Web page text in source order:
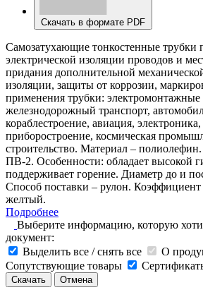
Скачать в формате PDF
Самозатухающие тонкостенные трубки
электрической изоляции проводов и
придания дополнительной
изоляции, защиты от коррозии,
применения трубки: электромонтажные
железнодорожный транспорт,
кораблестроение, авиация,
приборостроение, космическая
строительство. Материал –
ПВ-2. Особенности: обладает высокой
поддерживает горение. Диаметр до и
Способ поставки – рулон.
желтый.
Подробнее
Выберите информацию, которую
документ:
Выделить все / снять все
О
Сопутствующие товары
Скачать Отмена